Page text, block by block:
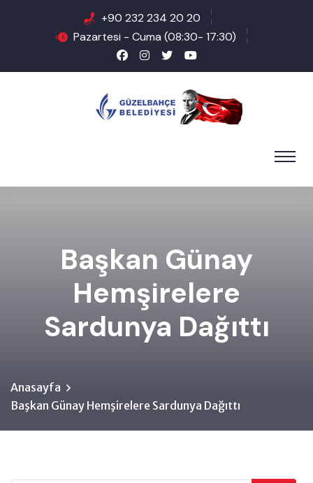
+90 232 234 20 20
Pazartesi - Cuma (08:30- 17:30)
Başkan Günay
Hemşirelere
Sardunya Dağıttı
Anasayfa
Başkan Günay Hemşirelere Sardunya Dağıttı